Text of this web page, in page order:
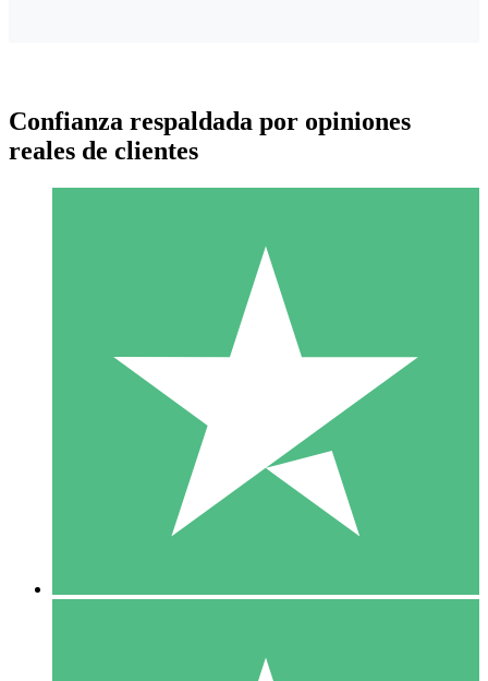
Paquetes de Créditos Individuales
Paga según el uso con créditos de descarga. Sin compromiso
10 00
10 Descargas
Confianza respaldada por opiniones
reales de clientes